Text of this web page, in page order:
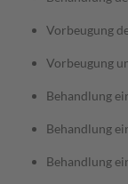
Vorbeugung
Vorbeugung
Behandlung
Behandlung
Behandlung